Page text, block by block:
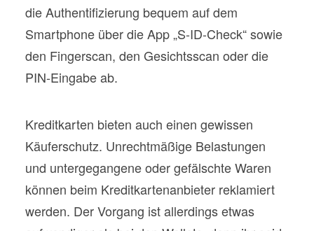
die Authentifizierung bequem auf dem
Smartphone über die App „S-ID-Check“ sowie
den Fingerscan, den Gesichtsscan oder die
PIN-Eingabe ab.
Kreditkarten bieten auch einen gewissen
Käuferschutz. Unrechtmäßige Belastungen
und untergegangene oder gefälschte Waren
können beim Kreditkartenanbieter reklamiert
werden. Der Vorgang ist allerdings etwas